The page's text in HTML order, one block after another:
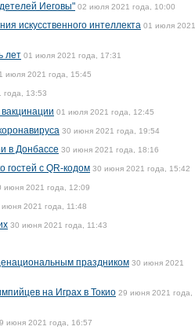
Иеговы" 02 июля 2021 года, 10:00
искусственного интеллекта 01 июля 2021
лет 01 июля 2021 года, 17:31
июля 2021 года, 15:45
года, 13:53
01 июля 2021 года, 12:45
30 июня 2021 года, 19:54
в Донбассе 30 июня 2021 года, 18:16
гостей с QR-кодом 30 июня 2021 года, 15:42
июня 2021 года, 12:09
июня 2021 года, 11:48
30 июня 2021 года, 11:43
праздником 30 июня 2021
на Играх в Токио 29 июня 2021 года,
июня 2021 года, 16:57